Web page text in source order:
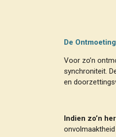
De
Voor zo’n
synchroniteit.
en
Indien zo’n